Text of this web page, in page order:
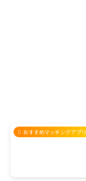
おすすめマッチングアプリ